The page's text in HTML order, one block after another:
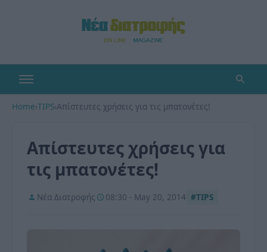
Home›TIPS›Απίστευτες χρήσεις για τις μπατονέτες!
Απίστευτες χρήσεις για
τις μπατονέτες!
Νέα Διατροφής 08:30 - May 20, 2014 #TIPS